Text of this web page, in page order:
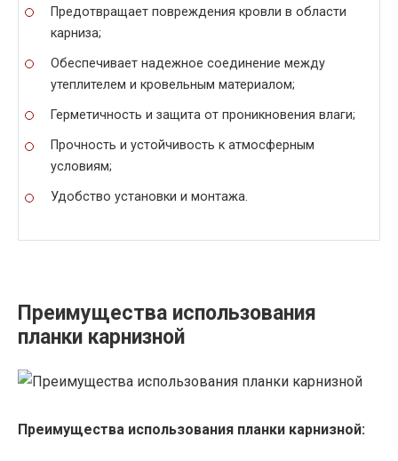
Предотвращает повреждения кровли в области
карниза;
Обеспечивает надежное соединение между
утеплителем и кровельным материалом;
Герметичность и защита от проникновения влаги;
Прочность и устойчивость к атмосферным
условиям;
Удобство установки и монтажа.
Преимущества использования
планки карнизной
Преимущества использования планки карнизной: